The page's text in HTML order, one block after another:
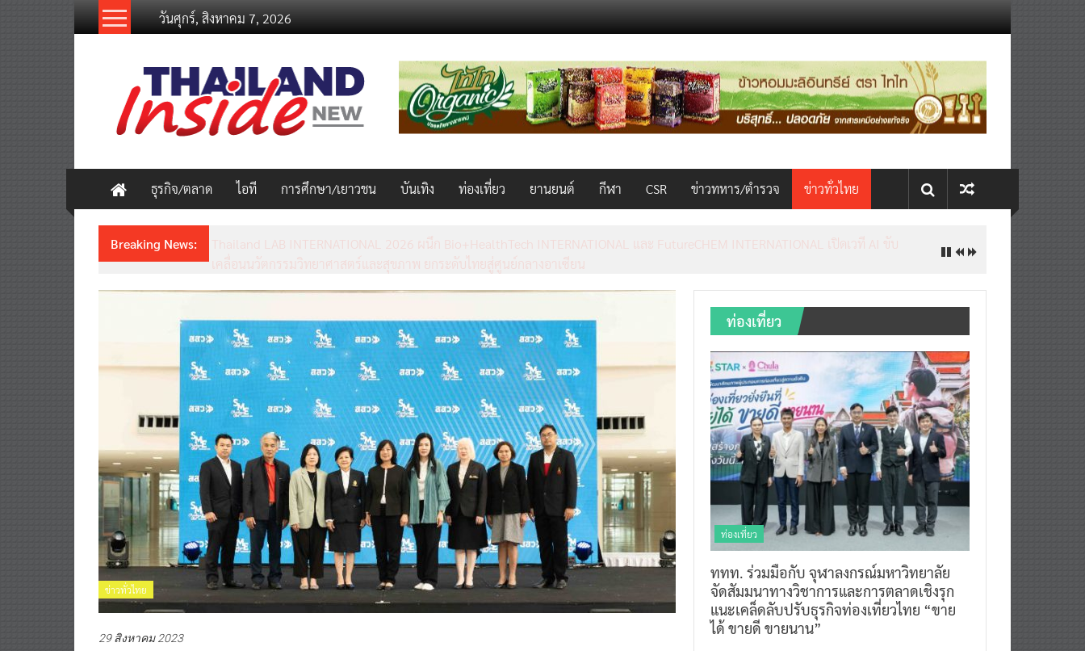
วันศุกร์, สิงหาคม 7, 2026
thailandinsidenew.com
Thailand
Inside
New
ธุรกิจ/ตลาด ไอที การศึกษา/เยาวชน บันเทิง ท่องเที่ยว ยานยนต์ กีฬา CSR ข่าวทหาร/ตำรวจ ข่าวทั่วไทย
Breaking News:
Thailand LAB INTERNATIONAL 2026 ผนึก Bio+HealthTech INTERNATIONAL และ FutureCHEM INTERNATIONAL เปิดเวที AI ขับ
เคลื่อนนวัตกรรมวิทยาศาสตร์และสุขภาพ ยกระดับไทยสู่ศูนย์กลางอาเซียน
ข่าวทั่วไทย
29 สิงหาคม 2023
ท่องเที่ยว
ท่องเที่ยว
ททท. ร่วมมือกับ จุฬาลงกรณ์มหาวิทยาลัย
จัดสัมมนาทางวิชาการและการตลาดเชิงรุก
แนะเคล็ดลับปรับธุรกิจท่องเที่ยวไทย “ขาย
ได้ ขายดี ขายนาน”